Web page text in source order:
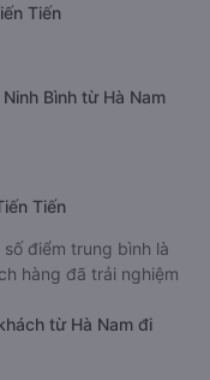
Tiến
Bình từ Hà Nam
Tiến
điểm trung bình là
hàng đã trải nghiệm
từ Hà Nam đi